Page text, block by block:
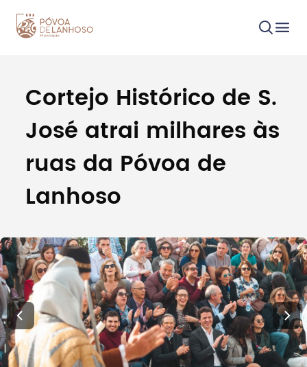
Procurar
Tipo de conteúdo
Filtros
Cortejo Histórico de S.
José atrai milhares às
ruas da Póvoa de
Lanhoso